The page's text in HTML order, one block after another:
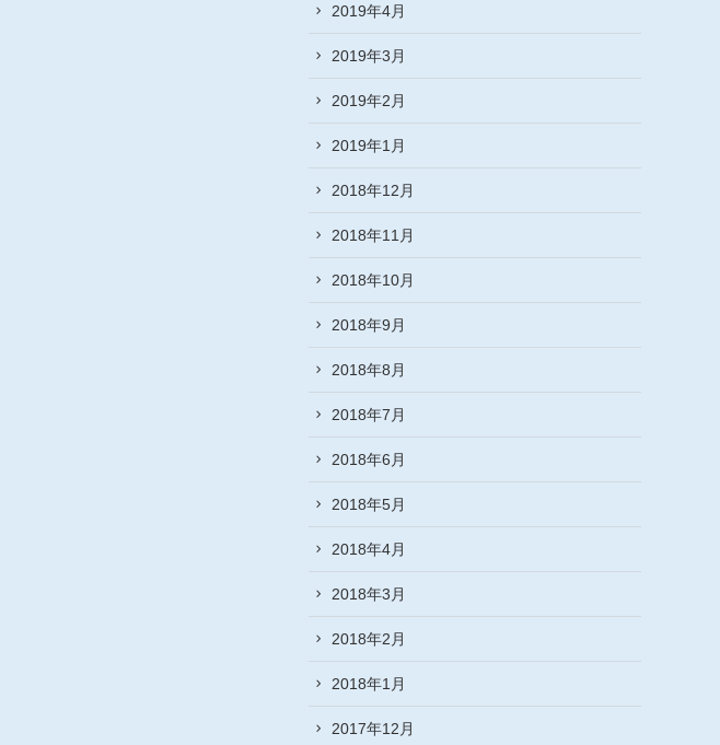
2019年4月
2019年3月
2019年2月
2019年1月
2018年12月
2018年11月
2018年10月
2018年9月
2018年8月
2018年7月
2018年6月
2018年5月
2018年4月
2018年3月
2018年2月
2018年1月
2017年12月